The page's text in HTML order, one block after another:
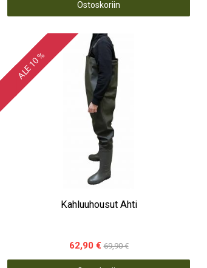
Ostoskoriin
ALE 10 %
Kahluuhousut Ahti
62,90 € 69,90 €